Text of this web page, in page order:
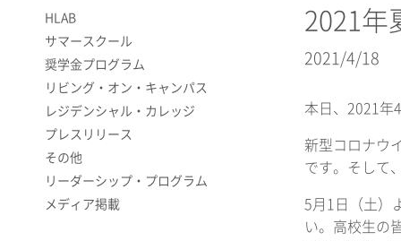
2021年
2021/4/18
本日、2021年
新型コロナウ
です。そして
5月1日（土）
い。高校生の
HLAB
サマースクール
奨学金プログラム
リビング・オン・キャンパス
レジデンシャル・カレッジ
プレスリリース
その他
リーダーシップ・プログラム
メディア掲載